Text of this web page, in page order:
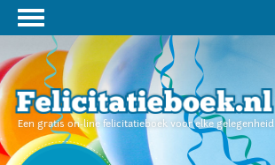
Een gratis on-line felicitatieboek voor elke gelegenheid